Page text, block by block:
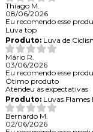
Thiago M.
08/06/2026
Eu recomendo esse
Luva top
Produto:Luva de
Mário R.
03/06/2026
Eu recomendo esse
Ótimo produto
Atendeu às expectativas
Produto:Luvas Flames
Bernardo M.
02/06/2026